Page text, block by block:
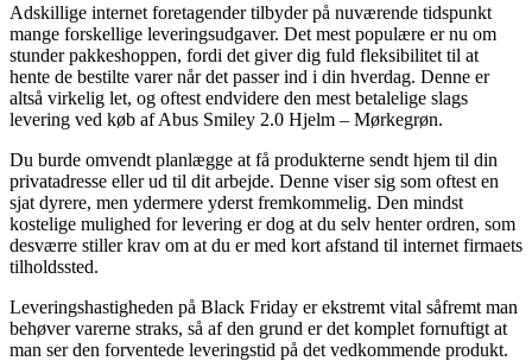
Adskillige internet foretagender tilbyder på nuværende tidspunkt
mange forskellige leveringsudgaver. Det mest populære er nu om
stunder pakkeshoppen, fordi det giver dig fuld fleksibilitet til at
hente de bestilte varer når det passer ind i din hverdag. Denne er
altså virkelig let, og oftest endvidere den mest betalelige slags
levering ved køb af Abus Smiley 2.0 Hjelm – Mørkegrøn.
Du burde omvendt planlægge at få produkterne sendt hjem til din
privatadresse eller ud til dit arbejde. Denne viser sig som oftest en
sjat dyrere, men ydermere yderst fremkommelig. Den mindst
kostelige mulighed for levering er dog at du selv henter ordren, som
desværre stiller krav om at du er med kort afstand til internet firmaets
tilholdssted.
Leveringshastigheden på Black Friday er ekstremt vital såfremt man
behøver varerne straks, så af den grund er det komplet fornuftigt at
man ser den forventede leveringstid på det vedkommende produkt.